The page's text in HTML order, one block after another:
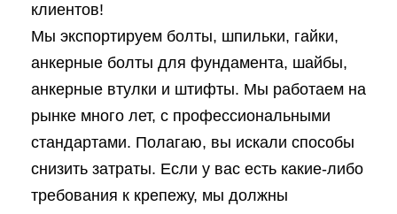
клиентов!
Мы экспортируем болты, шпильки, гайки,
анкерные болты для фундамента, шайбы,
анкерные втулки и штифты. Мы работаем на
рынке много лет, с профессиональными
стандартами. Полагаю, вы искали способы
снизить затраты. Если у вас есть какие-либо
требования к крепежу, мы должны